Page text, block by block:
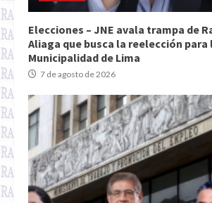
Elecciones – JNE avala trampa de
Aliaga que busca la reelección para
Municipalidad de Lima
7 de agosto de 2026